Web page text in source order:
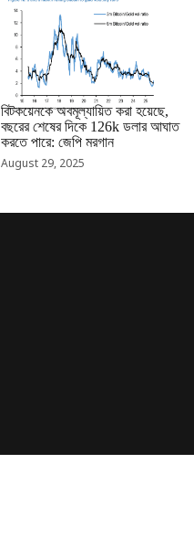
RRCNEWS_BN
বিটকয়েনকে অবমূল্যায়িত করা হয়েছে,
বছরের শেষের দিকে 126k ডলার আঘাত
করতে পারে: জেপি মরগান
August 29, 2025